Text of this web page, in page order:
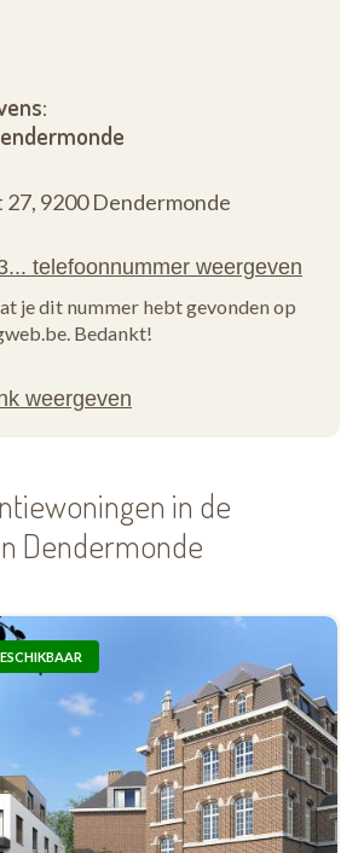
27, 9200 Dendermonde
je dit nummer hebt gevonden op
Bedankt!
in de
Dendermonde